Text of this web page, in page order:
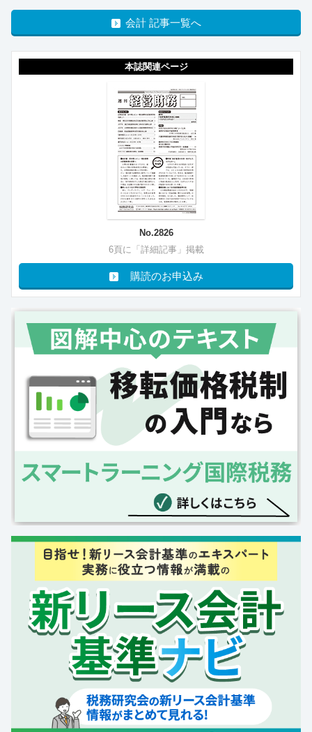
会計 記事一覧へ
本誌関連ページ
No.2826
6頁に「詳細記事」掲載
購読のお申込み